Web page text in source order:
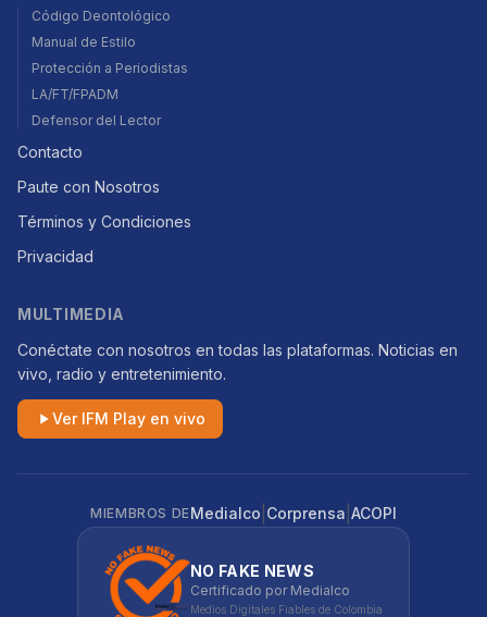
Código Deontológico
Manual de Estilo
Protección a Periodistas
LA/FT/FPADM
Defensor del Lector
Contacto
Paute con Nosotros
Términos y Condiciones
Privacidad
MULTIMEDIA
Conéctate con nosotros en todas las plataformas. Noticias en
vivo, radio y entretenimiento.
Ver IFM Play en vivo
MIEMBROS DEMedialco Corprensa ACOPI
NO FAKE NEWS
Certificado por Medialco
Medios Digitales Fiables de Colombia